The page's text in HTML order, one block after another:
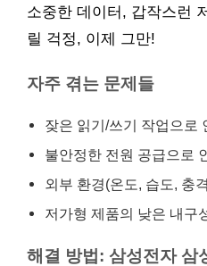
소중한 데이터, 갑작스런
릴 걱정, 이제 그만!
자주 겪는 문제들
잦은 읽기/쓰기 작업으로
불안정한 전원 공급으로
외부 환경(온도, 습도, 충
저가형 제품의 낮은 내구
해결 방법: 삼성전자 삼